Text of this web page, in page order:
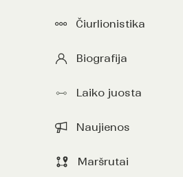
Čiurlionistika
Biografija
Laiko juosta
Naujienos
Maršrutai